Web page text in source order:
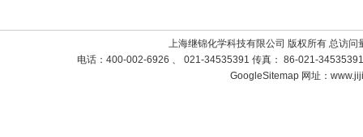
上海继锦化学科技有限公司 版权所有 总访问
电话：400-002-6926 、 021-34535391 传真： 86-021-
GoogleSitemap 网址：